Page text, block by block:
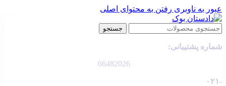
عبور به ناوبری رفتن به محتوای اصلی
جستجو
شماره پشتیبانی:
66482026
-۰۲۱